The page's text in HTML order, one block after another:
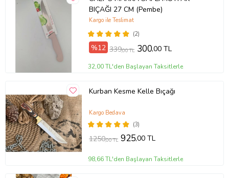
Ürün Kodu:kcm79736963
BIÇAĞI 27 CM (Pembe)
(2)
Kargo ile Teslimat
%12 339,00 TL 300,00 TL
32,00 TL'den Başlayan Taksitlerle
Kurban Kesme Kelle Bıçağı
(3)
Kargo Bedava
1250,00 TL 925,00 TL
98,66 TL'den Başlayan Taksitlerle